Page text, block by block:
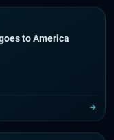
to America